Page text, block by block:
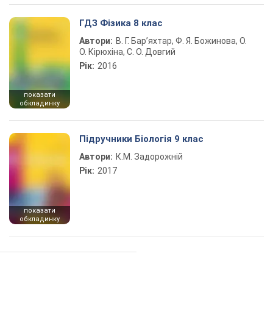
показати
обкладинку
ГДЗ Фізика 8 клас
Автори: В. Г. Бар’яхтар, Ф. Я. Божинова, О.
О. Кірюхіна, С. О. Довгий
Рік: 2016
показати
обкладинку
Підручники Біологія 9 клас
Автори: К.М. Задорожній
Рік: 2017